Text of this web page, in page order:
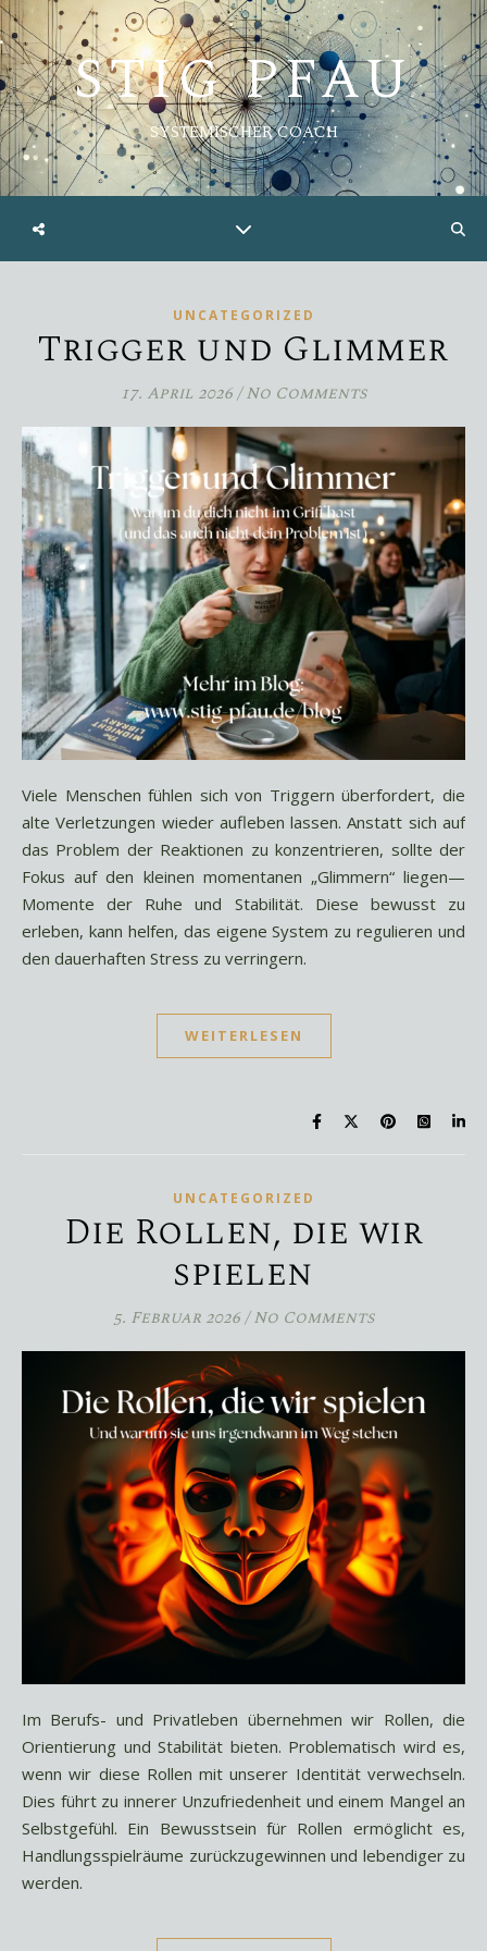
STIG PFAU
SYSTEMISCHER COACH
UNCATEGORIZED
Trigger und Glimmer
17. April 2026/ No Comments
Viele Menschen fühlen sich von Triggern überfordert, die
alte Verletzungen wieder aufleben lassen. Anstatt sich auf
das Problem der Reaktionen zu konzentrieren, sollte der
Fokus auf den kleinen momentanen „Glimmern“ liegen—
Momente der Ruhe und Stabilität. Diese bewusst zu
erleben, kann helfen, das eigene System zu regulieren und
den dauerhaften Stress zu verringern.
WEITERLESEN
UNCATEGORIZED
Die Rollen, die wir
spielen
5. Februar 2026/ No Comments
Im Berufs- und Privatleben übernehmen wir Rollen, die
Orientierung und Stabilität bieten. Problematisch wird es,
wenn wir diese Rollen mit unserer Identität verwechseln.
Dies führt zu innerer Unzufriedenheit und einem Mangel an
Selbstgefühl. Ein Bewusstsein für Rollen ermöglicht es,
Handlungsspielräume zurückzugewinnen und lebendiger zu
werden.